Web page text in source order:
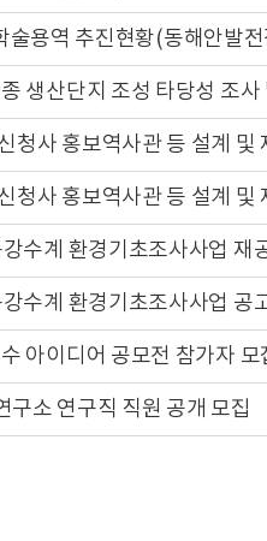
술용역 추진현황(동해안발
생산단지 조성 타당성 조사
청사 홍보역사관 등 설계 및
청사 홍보역사관 등 설계 및
수계 환경기초조사사업 재
수계 환경기초조사사업 공
아이디어 공모전 참가자 모
구소 연구직 직원 공개 모집